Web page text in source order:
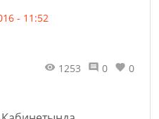
- 11:52
1253 0 0